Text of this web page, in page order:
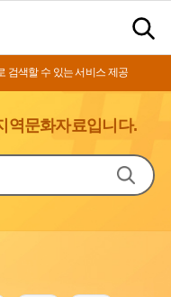
검색할 수 있는 서비스 제공
역문화자료입니다.